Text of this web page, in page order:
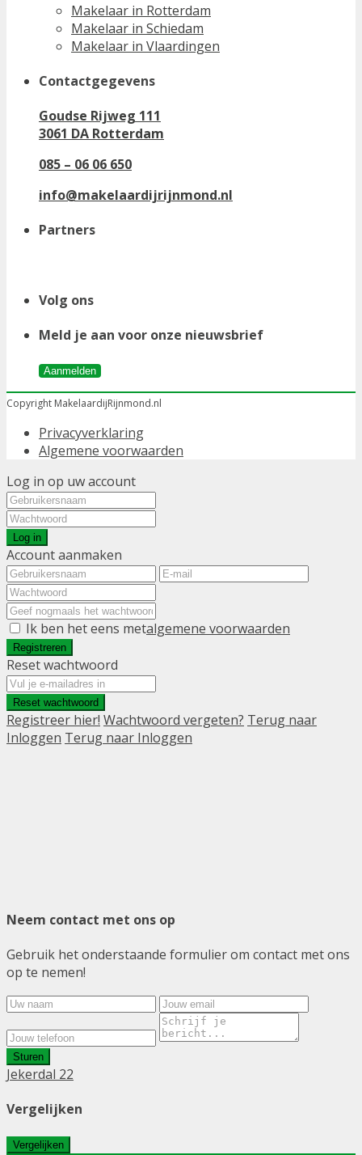
Makelaar in Rotterdam
Makelaar in Schiedam
Makelaar in Vlaardingen
Contactgegevens
Goudse Rijweg 111
3061 DA Rotterdam
085 – 06 06 650
info@makelaardijrijnmond.nl
Partners
Volg ons
Meld je aan voor onze nieuwsbrief
Aanmelden
Copyright MakelaardijRijnmond.nl
Privacyverklaring
Algemene voorwaarden
Log in op uw account
Log in
Account aanmaken
Ik ben het eens metalgemene voorwaarden
Registreren
Reset wachtwoord
Reset wachtwoord
Registreer hier! Wachtwoord vergeten? Terug naar
Inloggen Terug naar Inloggen
Neem contact met ons op
Gebruik het onderstaande formulier om contact met ons
op te nemen!
Sturen
Jekerdal 22
Vergelijken
Vergelijken